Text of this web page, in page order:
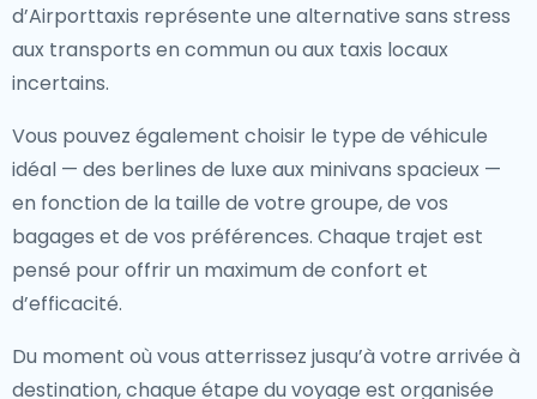
d’Airporttaxis représente une alternative sans stress
aux transports en commun ou aux taxis locaux
incertains.
Vous pouvez également choisir le type de véhicule
idéal — des berlines de luxe aux minivans spacieux —
en fonction de la taille de votre groupe, de vos
bagages et de vos préférences. Chaque trajet est
pensé pour offrir un maximum de confort et
d’efficacité.
Du moment où vous atterrissez jusqu’à votre arrivée à
destination, chaque étape du voyage est organisée